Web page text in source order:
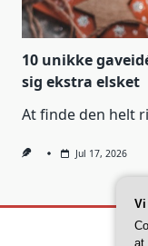
10 unikke
sig ekstra elsket
At finde den helt
Jul 17, 2026
Vi
at